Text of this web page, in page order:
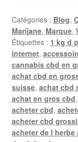
Catégories : Blog,
Marijane, Marque,
Étiquettes : 1 kg d
internet,
cannabis cbd en
achat cbd en
suisse, achat cbd
achat en gros cbd,
acheter cbd,
acheter cbd
acheter de l herbe